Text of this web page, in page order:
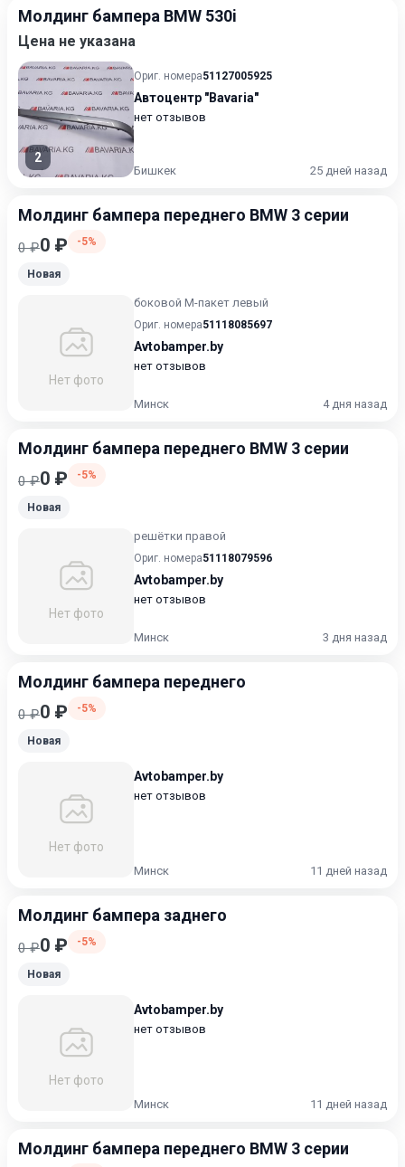
Молдинг бампера BMW 530i
Цена не указана
2
Ориг. номера51127005925
Автоцентр "Bavaria"
нет отзывов
Бишкек 25 дней назад
Молдинг бампера переднего BMW 3 серии
0 ₽0 ₽ -5%
Новая
Нет фото
боковой М-пакет левый
Ориг. номера51118085697
Avtobamper.by
нет отзывов
Минск 4 дня назад
Молдинг бампера переднего BMW 3 серии
0 ₽0 ₽ -5%
Новая
Нет фото
решётки правой
Ориг. номера51118079596
Avtobamper.by
нет отзывов
Минск 3 дня назад
Молдинг бампера переднего
0 ₽0 ₽ -5%
Новая
Нет фото
Avtobamper.by
нет отзывов
Минск 11 дней назад
Молдинг бампера заднего
0 ₽0 ₽ -5%
Новая
Нет фото
Avtobamper.by
нет отзывов
Минск 11 дней назад
Молдинг бампера переднего BMW 3 серии